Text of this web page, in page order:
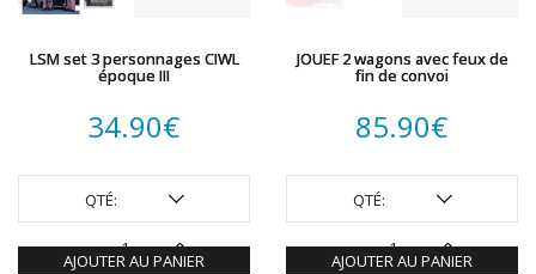
LSM set 3 personnages CIWL
époque III
34.90€
QTÉ:
AJOUTER AU PANIER
JOUEF 2 wagons avec feux de
fin de convoi
85.90€
QTÉ:
AJOUTER AU PANIER